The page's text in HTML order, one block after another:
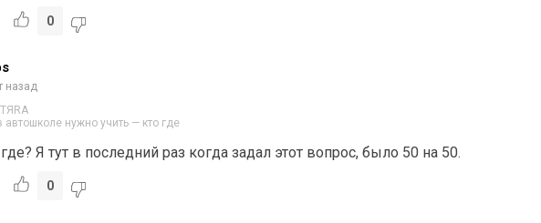
0
назад
автошколе нужно учить — кто где
Я тут в последний раз когда задал этот вопрос, было 50 на 50.
0